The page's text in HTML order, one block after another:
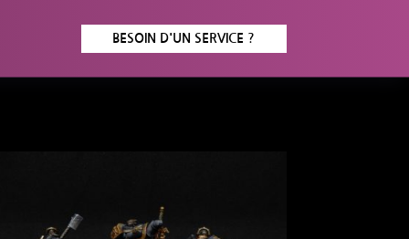
BESOIN D'UN SERVICE ?